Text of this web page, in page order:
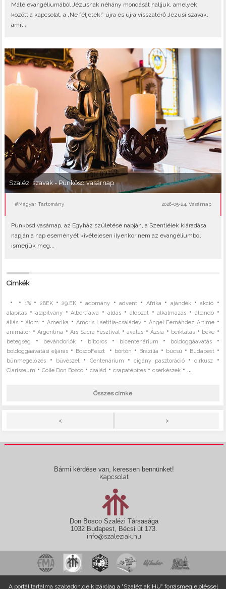
Máté evangéliumából Jézusnak néhány mondását halljuk, amelyek
között a kapcsolat, a „Ne féljetek!” újra és újra visszatérő Jézusi szavak,
amit..
Szalézi szavak - Pünkösd vasárnap
#Magyar Tartomány 2026-05-24, Vasárnap
Pünkösd vasárnap, az Egyház születése napján, a Szentlélek kiáradása
napján a nap eseményét kivételesen ilyenkor nem az evangéliumból
ismerjük meg,..
Címkék
• • 1%• 28EK•29.EK •adomány •advent • Afrika • ajándék•akció •
alapítás • alapítvány•Albertfalva •áldás • áldozat •alkalmazás • állandó•
állás •álom • Amerika • Amoris Laetitia-családév •Ángel Fernández Artime•
animátor •Argentína •Ars Sacra Fesztivál •avatás •Ázsia • beiktatás • béke •
betegség • bevándorlók• bíboros • bicentenárium • boldoggáavatás•
boldoggáavatási eljárás • BoscoFeszt • börtön • Brazília • búcsú • Budapest •
bűnmegelőzés • bűvészet • Centenárium •cigány pasztoráció•cirkusz •
Clarisseum •Colle Don Bosco •család •csapatépítés •cserkészek • ...
Összes címke
< >
Bármi kérdése van, keressen bennünket!
Kapcsolat
Don Bosco Szalézi Társasága
1032 Budapest, Bécsi út 173.
info@szaleziak.hu
A portál tartalma szabadon,de kizárólag a "Szaléziak.HU" forrásmegjelöléssel